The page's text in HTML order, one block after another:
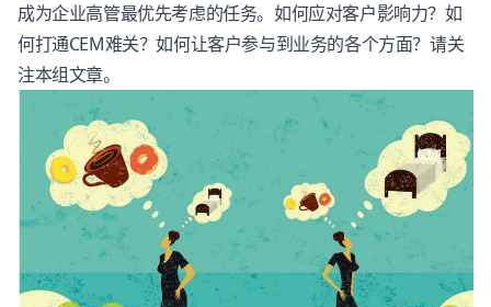
成为企业高管最优先考虑的任务。如何应对客户影响力？如
何打通CEM难关？如何让客户参与到业务的各个方面？请关
注本组文章。